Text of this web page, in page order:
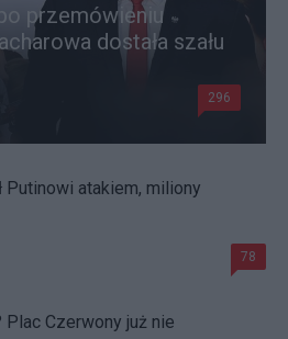
przemówieniu
dostała szału
296
Putinowi atakiem, miliony
78
Plac Czerwony już nie